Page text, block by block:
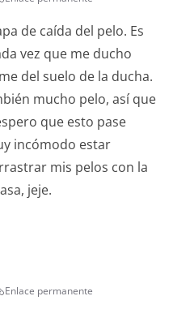
de caída del pelo. Es
vez que me ducho
del suelo de la ducha.
mucho pelo, así que
que esto pase
incómodo estar
mis pelos con la
jeje.
Enlace permanente